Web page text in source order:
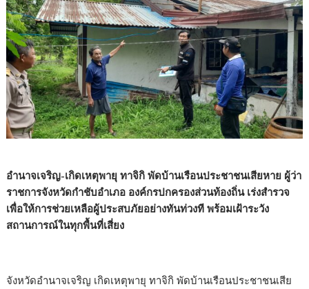
อำนาจเจริญ-เกิดเหตุพายุ ทาจิกิ พัดบ้านเรือนประชาชนเสียหาย ผู้ว่า
ราชการจังหวัดกำชับอำเภอ องค์กรปกครองส่วนท้องถิ่น เร่งสำรวจ
เพื่อให้การช่วยเหลือผู้ประสบภัยอย่างทันท่วงที พร้อมเฝ้าระวัง
สถานการณ์ในทุกพื้นที่เสี่ยง
จังหวัดอำนาจเจริญ เกิดเหตุพายุ ทาจิกิ พัดบ้านเรือนประชาชนเสีย